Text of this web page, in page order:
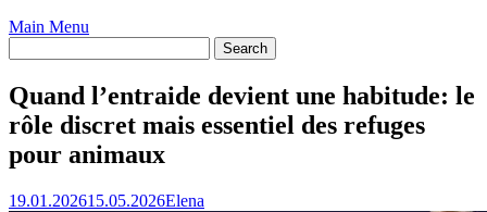
Main Menu
Quand l’entraide devient une habitude: le
rôle discret mais essentiel des refuges
pour animaux
19.01.202615.05.2026Elena